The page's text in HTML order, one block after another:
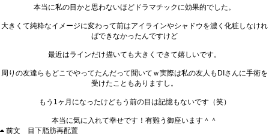
本当に私の目かと思わないほどドラマチックに効果的でした。
大きくて純粋なイメージに変わって前はアイラインやシャドウを濃く化粧しなけれ
ばできなかったんですけど
最近はラインだけ描いても大きくできて嬉しいです。
周りの友達らもどこでやってたんだって聞いてｗ実際は私の友人もDIさんに手術を
受けたこともありますし。
もう1ヶ月になったけどもう前の目は記憶もないです（笑）
本当に気に入れて幸せです！有難う御座います＾＾
前文
目下脂肪再配置